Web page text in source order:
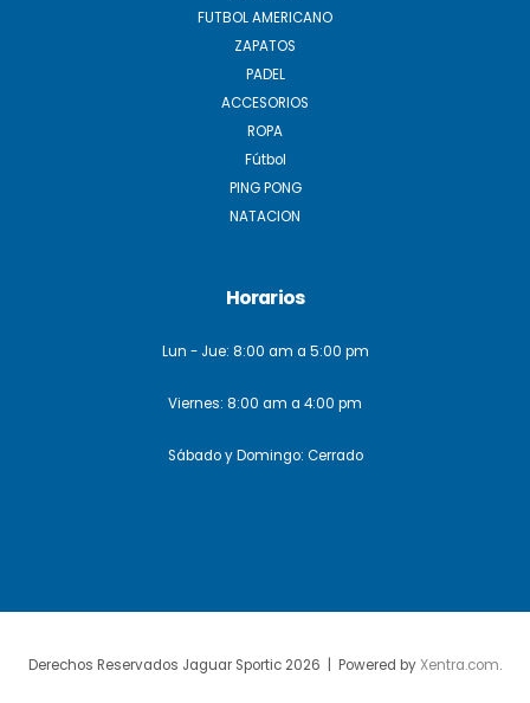
FUTBOL AMERICANO
ZAPATOS
PADEL
ACCESORIOS
ROPA
Fútbol
PING PONG
NATACION
Horarios
Lun - Jue: 8:00 am a 5:00 pm
Viernes: 8:00 am a 4:00 pm
Sábado y Domingo: Cerrado
Derechos Reservados Jaguar Sportic 2026 | Powered byXentra.com.